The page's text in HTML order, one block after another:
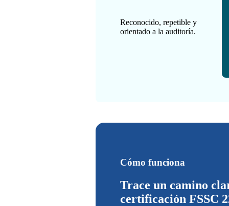
Reconocido, repetible y
orientado a la auditoría.
Cómo funciona
Trace un camino
certificación FSSC